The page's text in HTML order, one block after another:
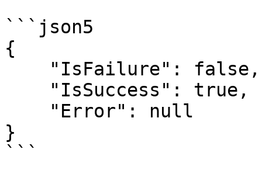
```json5
{
}
```